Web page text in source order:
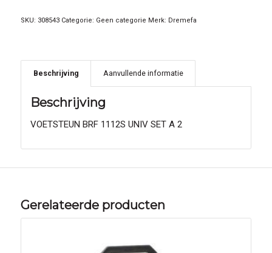
SKU: 308543 Categorie: Geen categorie Merk: Dremefa
Beschrijving Aanvullende informatie
Beschrijving
VOETSTEUN BRF 1112S UNIV SET A 2
Gerelateerde producten